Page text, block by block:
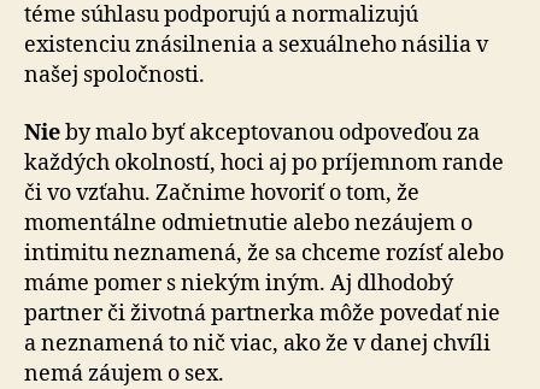
téme súhlasu podporujú a normalizujú
existenciu znásilnenia a sexuálneho násilia v
našej spoločnosti.
Nieby malo byť akceptovanou odpoveďou za
každých okolností, hoci aj po príjemnom rande
či vo vzťahu. Začnime hovoriť o tom, že
momentálne odmietnutie alebo nezáujem o
intimitu neznamená, že sa chceme rozísť alebo
máme pomer s niekým iným. Aj dlhodobý
partner či životná partnerka môže povedať nie
a neznamená to nič viac, ako že v danej chvíli
nemá záujem o sex.